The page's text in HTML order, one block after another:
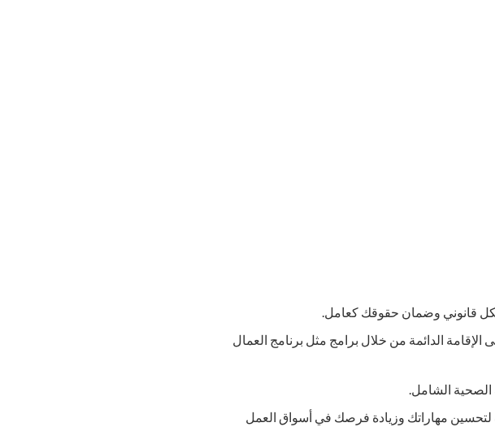
قانوني وضمان حقوقك كعامل.
الدائمة من خلال برامج مثل برنامج العمال
الصحية الشامل.
لتحسين مهاراتك وزيادة فرصك في أسواق العمل